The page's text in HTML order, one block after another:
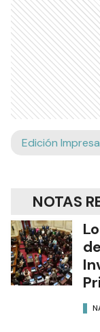
Edición Impresa
NOTAS